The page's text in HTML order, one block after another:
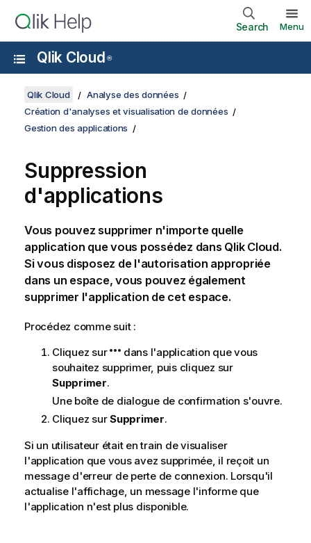
Search Menu
Qlik Cloud ®
Qlik Cloud
Analyse des données
Création d'analyses et visualisation de données
Gestion des applications
Suppression
d'applications
Vous pouvez supprimer n'importe quelle
application que vous possédez dans Qlik Cloud.
Si vous disposez de l'autorisation appropriée
dans un espace, vous pouvez également
supprimer l'application de cet espace.
Procédez comme suit :
Cliquez sur
dans l'application que vous
souhaitez supprimer, puis cliquez sur
Supprimer.
Une boîte de dialogue de confirmation s'ouvre.
Cliquez surSupprimer.
Si un utilisateur était en train de visualiser
l'application que vous avez supprimée, il reçoit un
message d'erreur de perte de connexion. Lorsqu'il
actualise l'affichage, un message l'informe que
l'application n'est plus disponible.